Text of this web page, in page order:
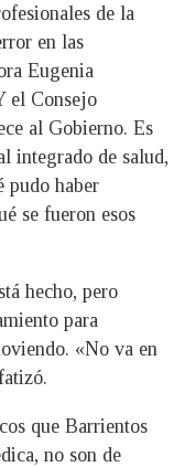
de la
en las
Eugenia
el Consejo
al Gobierno. Es
integrado de salud,
pudo haber
se fueron esos
hecho, pero
para
«No va en
que Barrientos
no son de